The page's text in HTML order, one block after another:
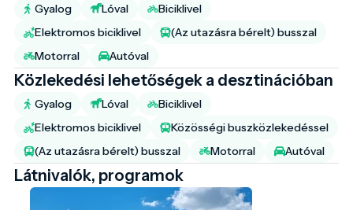
Gyalog Lóval
Biciklivel
Elektromos biciklivel
(Az utazásra bérelt) busszal
Motorral
Autóval
Közlekedési lehetőségek a desztinációban
Gyalog Lóval
Biciklivel
Elektromos biciklivel
Közösségi buszközlekedéssel
(Az utazásra bérelt) busszal
Motorral Autóval
Látnivalók, programok